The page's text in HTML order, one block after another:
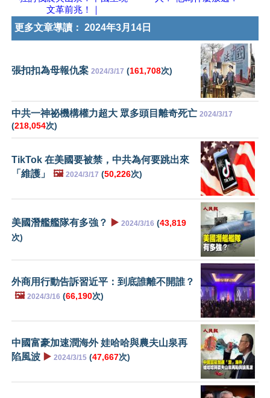
文革前兆！｜
更多文章導讀： 2024年3月14日
張扣扣為母報仇案 2024/3/17 (161,708次)
中共一神祕機構權力超大 眾多頭目離奇死亡 2024/3/17
(218,054次)
TikTok 在美國要被禁，中共為何要跳出來
「維護」
🖼️ 2024/3/17 (50,226次)
美國潛艦艦隊有多強？ ▶️ 2024/3/16 (43,819
次)
外商用行動告訴習近平：到底誰離不開誰？
🖼️ 2024/3/16 (66,190次)
中國富豪加速潤海外 娃哈哈與農夫山泉再
陷風波 ▶️ 2024/3/15 (47,667次)